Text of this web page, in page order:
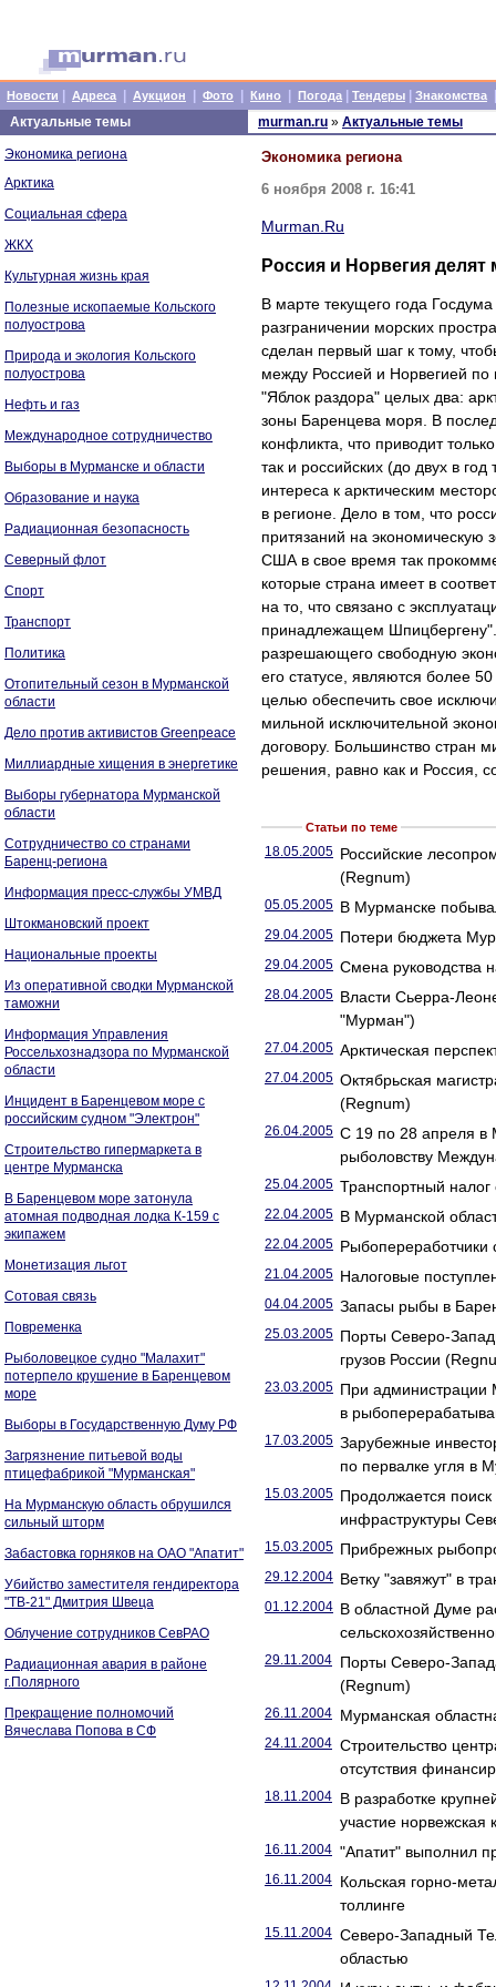
Новости Адреса Аукцион Фото Кино Погода Тендеры Знакомства
Актуальные темы
Экономика региона
Арктика
Социальная сфера
ЖКХ
Культурная жизнь края
Полезные ископаемые Кольского
полуострова
Природа и экология Кольского
полуострова
Нефть и газ
Международное сотрудничество
Выборы в Мурманске и области
Образование и наука
Радиационная безопасность
Северный флот
Спорт
Транспорт
Политика
Отопительный сезон в Мурманской
области
Дело против активистов Greenpeace
Миллиардные хищения в энергетике
Выборы губернатора Мурманской
области
Сотрудничество со странами
Баренц-региона
Информация пресс-службы УМВД
Штокмановский проект
Национальные проекты
Из оперативной сводки Мурманской
таможни
Информация Управления
Россельхознадзора по Мурманской
области
Инцидент в Баренцевом море с
российским судном "Электрон"
Строительство гипермаркета в
центре Мурманска
В Баренцевом море затонула
атомная подводная лодка К-159 с
экипажем
Монетизация льгот
Сотовая связь
Повременка
Рыболовецкое судно "Малахит"
потерпело крушение в Баренцевом
море
Выборы в Государственную Думу РФ
Загрязнение питьевой воды
птицефабрикой "Мурманская"
На Мурманскую область обрушился
сильный шторм
Забастовка горняков на ОАО "Апатит"
Убийство заместителя гендиректора
"ТВ-21" Дмитрия Швеца
Облучение сотрудников СевРАО
Радиационная авария в районе
г.Полярного
Прекращение полномочий
Вячеслава Попова в СФ
murman.ru » Актуальные темы
Экономика региона
6 ноября 2008 г. 16:41
Murman.Ru
Россия и Норвегия делят
В марте текущего года
разграничении морских
сделан первый шаг к тому,
между Россией и Норвегией по
"Яблок раздора" целых два:
зоны Баренцева моря. В
конфликта, что приводит
так и российских (до двух в
интереса к арктическим
в регионе. Дело в том, что
притязаний на экономическую
США в свое время так
которые страна имеет в
на то, что связано с
принадлежащем
разрешающего свободную
его статусе, являются более
целью обеспечить свое
мильной исключительной
договору. Большинство стран
решения, равно как и Россия,
Статьи по теме
18.05.2005 Российские
(Regnum)
05.05.2005 В Мурманске
29.04.2005 Потери бюджета
29.04.2005 Смена руководства
28.04.2005 Власти Сьерра-
"Мурман")
27.04.2005 Арктическая
27.04.2005 Октябрьская
(Regnum)
26.04.2005 С 19 по 28 апреля в
рыболовству
25.04.2005 Транспортный
22.04.2005 В Мурманской
22.04.2005
21.04.2005 Налоговые
04.04.2005 Запасы рыбы в
25.03.2005 Порты Северо-
грузов России
23.03.2005 При администрации
в
17.03.2005 Зарубежные
по первалке угля в
15.03.2005 Продолжается
инфраструктуры
15.03.2005 Прибрежных
29.12.2004 Ветку "завяжут" в
01.12.2004 В областной Думе
29.11.2004 Порты Северо-
(Regnum)
26.11.2004 Мурманская
24.11.2004 Строительство
отсутствия
18.11.2004 В разработке
участие
16.11.2004 "Апатит" выполнил
16.11.2004 Кольская горно-
толлинге
15.11.2004 Северо-Западный
областью